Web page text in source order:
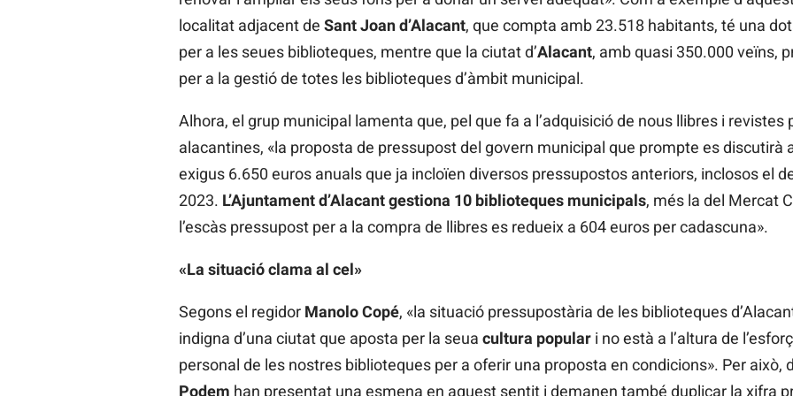
localitat adjacent de Sant Joan d’Alacant, que compta amb 23.518 habitants, té una
per a les seues biblioteques, mentre que la ciutat d’Alacant, amb quasi 350.000 veïns,
per a la gestió de totes les biblioteques d’àmbit municipal.
Alhora, el grup municipal lamenta que, pel que fa a l’adquisició de nous llibres i revistes
alacantines, «la proposta de pressupost del govern municipal que prompte es discutirà
exigus 6.650 euros anuals que ja incloïen diversos pressupostos anteriors, inclosos el
2023. L’Ajuntament d’Alacant gestiona 10 biblioteques municipals, més la del Mercat
l’escàs pressupost per a la compra de llibres es redueix a 604 euros per cadascuna».
«La situació clama al cel»
Segons el regidor Manolo Copé, «la situació pressupostària de les biblioteques
indigna d’una ciutat que aposta per la seua cultura populari no està a l’altura de
personal de les nostres biblioteques per a oferir una proposta en condicions». Per això,
Podem han presentat una esmena en aquest sentit i demanen també duplicar la xifra